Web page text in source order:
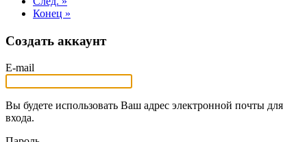
Конец »
Создать аккаунт
E-mail
Вы будете использовать Ваш адрес электронной почты для
входа.